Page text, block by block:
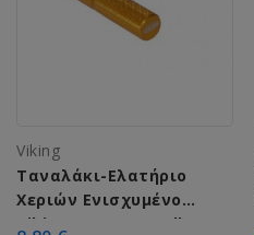
Viking
Ταναλάκι-Ελατήριο
Χεριών Ενισχυμένο
Viking C-2002 (150 lbs)